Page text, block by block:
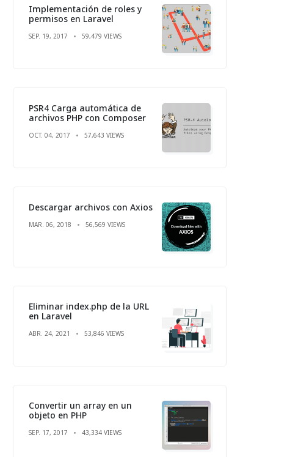
Implementación de roles y
permisos en Laravel
SEP. 19, 2017 59,479 VIEWS
PSR4 Carga automática de
archivos PHP con Composer
OCT. 04, 2017 57,643 VIEWS
Descargar archivos con Axios
MAR. 06, 2018 56,569 VIEWS
Eliminar index.php de la URL
en Laravel
ABR. 24, 2021 53,846 VIEWS
Convertir un array en un
objeto en PHP
SEP. 17, 2017 43,334 VIEWS